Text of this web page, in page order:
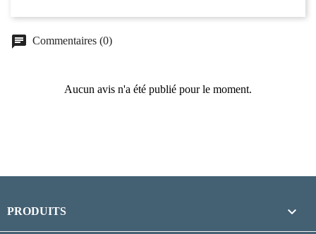
chat Commentaires (0)
Aucun avis n'a été publié pour le moment.
PRODUITS 